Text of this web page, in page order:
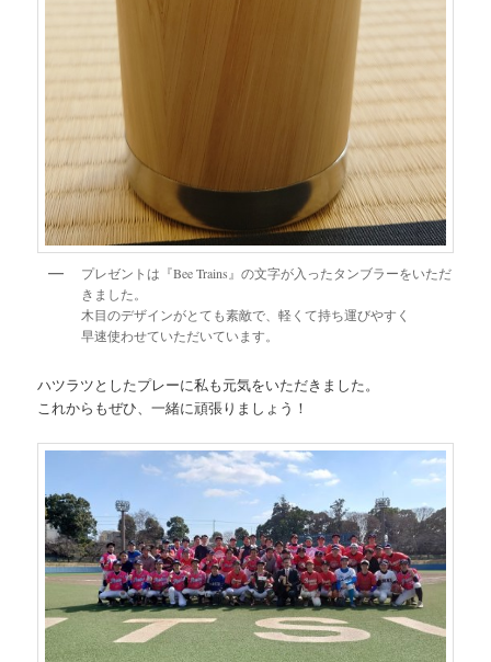
プレゼントは『Bee Trains』の文字が入ったタンブラーをいただ
きました。
木目のデザインがとても素敵で、軽くて持ち運びやすく
早速使わせていただいています。
ハツラツとしたプレーに私も元気をいただきました。
これからもぜひ、一緒に頑張りましょう！